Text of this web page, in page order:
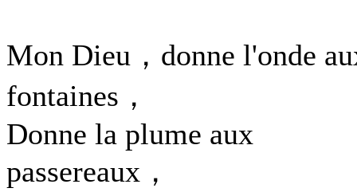
Mon Dieu，donne l'onde
fontaines，
Donne la plume aux
passereaux，